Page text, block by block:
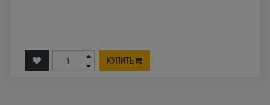
КУПИТЬ